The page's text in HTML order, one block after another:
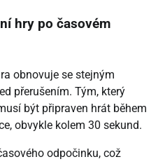
hry po časovém
obnovuje se stejným
přerušením. Tým, který
být připraven hrát během
obvykle kolem 30 sekund.
odpočinku, což